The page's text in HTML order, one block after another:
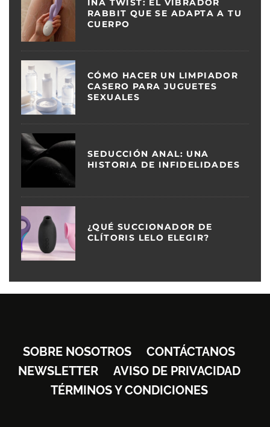
RABBIT QUE SE ADAPTA A TU
CUERPO
CÓMO HACER UN LIMPIADOR
CASERO PARA JUGUETES
SEXUALES
SEDUCCIÓN ANAL: UNA
HISTORIA DE INFIDELIDADES
¿QUÉ SUCCIONADOR DE
CLÍTORIS LELO ELEGIR?
SOBRE NOSOTROS
CONTÁCTANOS
NEWSLETTER
AVISO DE PRIVACIDAD
TÉRMINOS Y CONDICIONES